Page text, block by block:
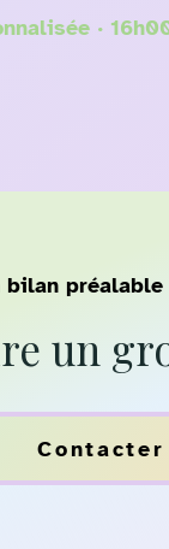
·
bilan
un